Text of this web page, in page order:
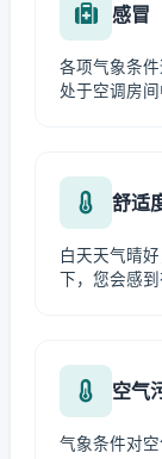
感冒
各项气象条
处于空调房间
舒适
白天天气晴
下，您会感到
空气
气象条件对